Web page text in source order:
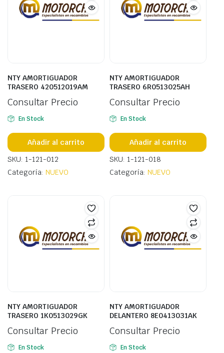
NTY AMORTIGUADOR
TRASERO 420512019AM
Consultar Precio
En Stock
Añadir al carrito
SKU: 1-121-012
Categoría: NUEVO
NTY AMORTIGUADOR
TRASERO 6R0513025AH
Consultar Precio
En Stock
Añadir al carrito
SKU: 1-121-018
Categoría: NUEVO
NTY AMORTIGUADOR
TRASERO 1K0513029GK
Consultar Precio
En Stock
NTY AMORTIGUADOR
DELANTERO 8E0413031AK
Consultar Precio
En Stock